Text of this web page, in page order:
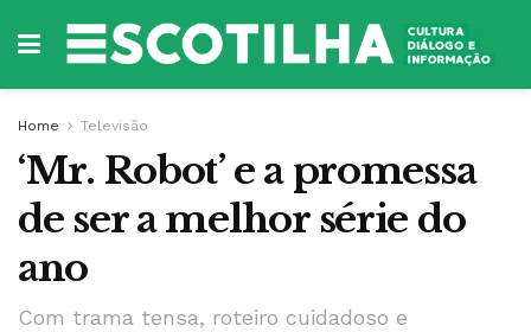
Home Televisão
‘Mr. Robot’ e a promessa
de ser a melhor série do
ano
Com trama tensa, roteiro cuidadoso e